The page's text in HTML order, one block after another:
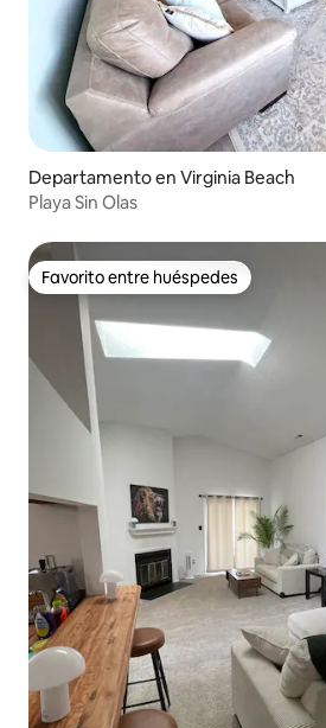
Departamento en Virginia Beach
Playa Sin Olas
Favorito entre huéspedes
Favorito entre huéspedes